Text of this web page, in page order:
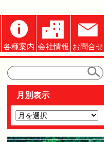
各種案内 会社情報 お問合せ
月別表示